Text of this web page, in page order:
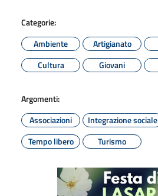
Categorie:
Ambiente
Artigianato
Cultura
Giovani
Argomenti:
Associazioni
Integrazione sociale
Tempo libero
Turismo